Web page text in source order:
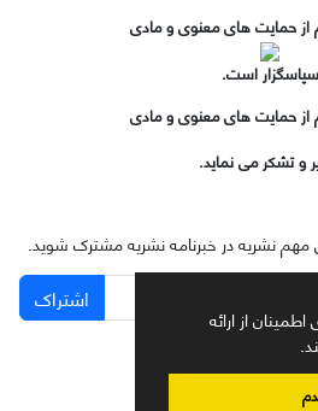
از ارائه
از حمایت های معنوی و مادی
سپاسگزار است.
از حمایت های معنوی و مادی
و تشکر می نماید.
مهم نشریه در خبرنامه نشریه مشترک شوید.
اشتراک